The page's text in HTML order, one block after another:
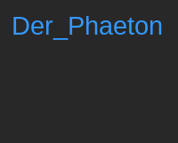
Der_Phaeton